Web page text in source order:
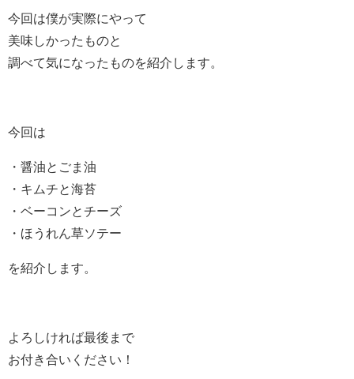
今回は僕が実際にやって
美味しかったものと
調べて気になったものを紹介します。
今回は
・醤油とごま油
・キムチと海苔
・ベーコンとチーズ
・ほうれん草ソテー
を紹介します。
よろしければ最後まで
お付き合いください！